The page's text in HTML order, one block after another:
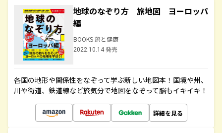
地球のなぞり方 旅地図 ヨーロッパ
編
BOOKS 旅と健康
2022.10.14 発売
各国の地形や関係性をなぞって学ぶ新しい地図本！国境や州、
川や街道、鉄道線など旅気分で地図をなぞって脳もイキイキ！
詳細を見る